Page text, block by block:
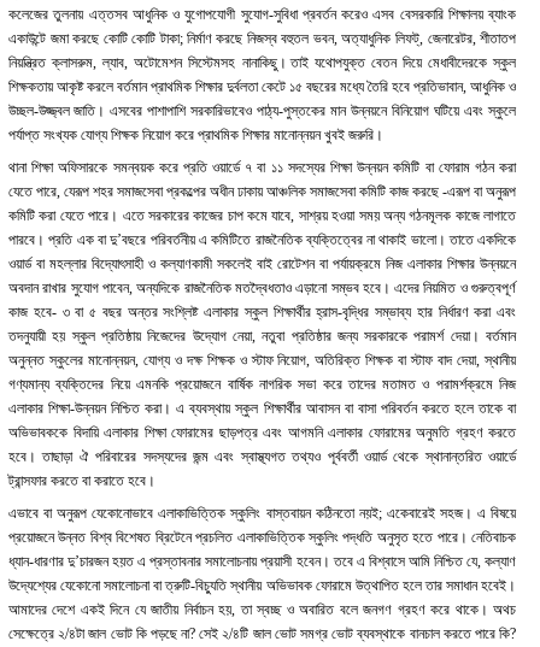
কলেজের তুলনায় এত্তসব আধুনিক ও যুগোপযোগী সুযোগ-সুবিধা প্রবর্তন করেও এসব বেসরকারি শিক্ষালয় ব্যাংক
একাউন্টে জমা করছে কোটি কোটি টাকা; নির্মাণ করছে নিজস্ব বহুতল ভবন, অত্যাধুনিক লিফট্, জেনারেটর, শীতাতপ
নিয়ন্ত্রিত ক্লাসরুম, ল্যাব, অটোমেশন সিস্টেমসহ নানাকিছু। তাই যথোপযুক্ত বেতন দিয়ে মেধাবীদেরকে স্কুল
শিক্ষকতায় আকৃষ্ট করলে বর্তমান প্রাথমিক শিক্ষার দুর্বলতা কেটে ১৫ বছরের মধ্যে তৈরি হবে প্রতিভাবান, আধুনিক ও
উচ্ছল-উজ্জ্বল জাতি। এসবের পাশাপাশি সরকারিভাবেও পাঠ্য-পুস্তকের মান উন্নয়নে বিনিয়োগ ঘটিয়ে এবং স্কুলে
পর্যাপ্ত সংখ্যক যোগ্য শিক্ষক নিয়োগ করে প্রাথমিক শিক্ষার মানোন্নয়ন খুবই জরুরি।
থানা শিক্ষা অফিসারকে সমন্বয়ক করে প্রতি ওয়ার্ডে ৭ বা ১১ সদস্যের শিক্ষা উন্নয়ন কমিটি বা ফোরাম গঠন করা
যেতে পারে, যেরূপ শহর সমাজসেবা প্রকল্পের অধীন ঢাকায় আঞ্চলিক সমাজসেবা কমিটি কাজ করছে -এরূপ বা অনুরূপ
কমিটি করা যেতে পারে। এতে সরকারের কাজের চাপ কমে যাবে, সাশ্রয় হওয়া সময় অন্য গঠনমূলক কাজে লাগাতে
পারবে। প্রতি এক বা দু’বছরে পরিবর্তনীয় এ কমিটিতে রাজনৈতিক ব্যক্তিত্বের না থাকাই ভালো। তাতে একদিকে
ওয়ার্ড বা মহল্লার বিদ্যোৎসাহী ও কল্যাণকামী সকলেই বাই রোটেশন বা পর্যায়ক্রমে নিজ এলাকার শিক্ষার উন্নয়নে
অবদান রাখার সুযোগ পাবেন, অন্যদিকে রাজনৈতিক মতদ্বৈধতাও এড়ানো সম্ভব হবে। এদের নিয়মিত ও গুরুত্বপূর্ণ
কাজ হবে- ৩ বা ৫ বছর অন্তর সংশ্লিষ্ট এলাকার স্কুল শিক্ষার্থীর হ্রাস-বৃদ্ধির সম্ভাব্য হার নির্ধারণ করা এবং
তদনুযায়ী হয় স্কুল প্রতিষ্ঠায় নিজেদের উদ্যোগ নেয়া, নতুবা প্রতিষ্ঠার জন্য সরকারকে পরামর্শ দেয়া। বর্তমান
অনুন্নত স্কুলের মানোন্নয়ন, যোগ্য ও দক্ষ শিক্ষক ও স্টাফ নিয়োগ, অতিরিক্ত শিক্ষক বা স্টাফ বাদ দেয়া, স্থানীয়
গণ্যমান্য ব্যক্তিদের নিয়ে এমনকি প্রয়োজনে বার্ষিক নাগরিক সভা করে তাদের মতামত ও পরামর্শক্রমে নিজ
এলাকার শিক্ষা-উন্নয়ন নিশ্চিত করা। এ ব্যবস্থায় স্কুল শিক্ষার্থীর আবাসন বা বাসা পরিবর্তন করতে হলে তাকে বা
অভিভাবককে বিদায়ি এলাকার শিক্ষা ফোরামের ছাড়পত্র এবং আগমনি এলাকার ফোরামের অনুমতি গ্রহণ করতে
হবে। তাছাড়া ঐ পরিবারের সদস্যদের জন্ম এবং স্বাস্থ্যগত তথ্যও পূর্ববর্তী ওয়ার্ড থেকে স্থানান্তরিত ওয়ার্ডে
ট্রান্সফার করতে বা করাতে হবে।
এভাবে বা অনুরূপ যেকোনোভাবে এলাকাভিত্তিক স্কুলিং বাস্তবায়ন কঠিনতো নয়ই; একেবারেই সহজ। এ বিষয়ে
প্রয়োজনে উন্নত বিশ্ব বিশেষত ব্রিটেনে প্রচলিত এলাকাভিত্তিক স্কুলিং পদ্ধতি অনুসৃত হতে পারে। নেতিবাচক
ধ্যান-ধারণার দু’চারজন হয়ত এ প্রস্তাবনার সমালোচনায় প্রয়াসী হবেন। তবে এ বিশ্বাসে আমি নিশ্চিত যে, কল্যাণ
উদ্যেশ্যের যেকোনো সমালোচনা বা ত্রুটি-বিচ্যুতি স্থানীয় অভিভাবক ফোরামে উত্থাপিত হলে তার সমাধান হবেই।
আমাদের দেশে একই দিনে যে জাতীয় নির্বাচন হয়, তা স্বচ্ছ ও অবারিত বলে জনগণ গ্রহণ করে থাকে। অথচ
সেক্ষেত্রে ২/৪টা জাল ভোট কি পড়ছে না? সেই ২/৪টি জাল ভোট সমগ্র ভোট ব্যবস্থাকে বানচাল করতে পারে কি?